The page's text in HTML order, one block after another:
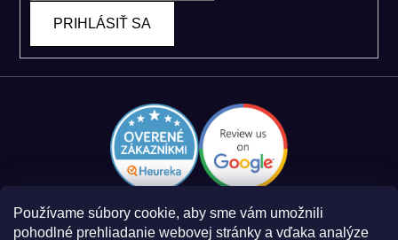
Používame súbory cookie, aby sme vám umožnili
pohodlné prehliadanie webovej stránky a vďaka analýze
PRIHLÁSIŤ SA